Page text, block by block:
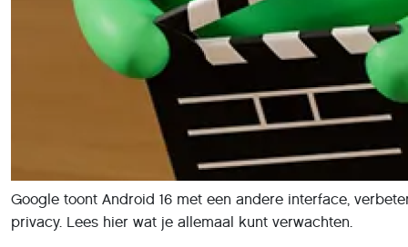
Google toont Android 16 met een andere interface,
privacy. Lees hier wat je allemaal kunt verwachten.